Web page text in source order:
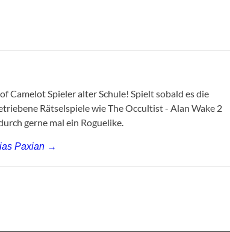
Camelot Spieler alter Schule! Spielt sobald es die
Rätselspiele wie The Occultist - Alan Wake 2
gerne mal ein Roguelike.
Paxian →